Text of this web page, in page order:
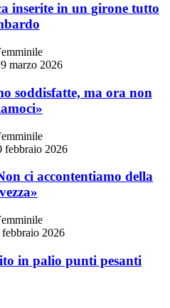
inserite in un girone tutto
marzo 2026
soddisfatte, ma ora non
febbraio 2026
ci accontentiamo della
2026
in palio punti pesanti